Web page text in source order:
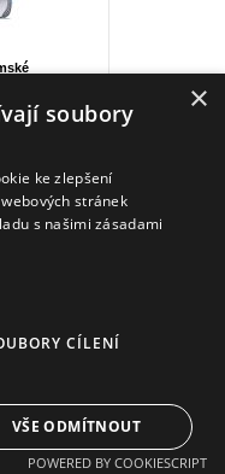
Tvorba eshopů - Atomer.cz
×
soubory
ke zlepšení
stránek
s našimi zásadami
CÍLENÍ
VŠE ODMÍTNOUT
POWERED BY COOKIESCRIPT